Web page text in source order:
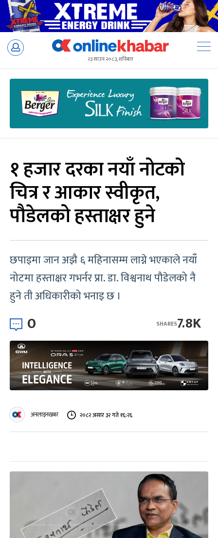
Skip
२३ साउन २०८३, शनिबार
१ हजार दरका नयाँ नोटको
चित्र र आकार स्वीकृत,
पौडेलको हस्ताक्षर हुने
छपाइमा जान अझै ६ महिनासम्म लाग्ने भएकाले नयाँ
नोटमा हस्ताक्षर गभर्नर प्रा. डा. विश्वनाथ पौडेलको नै
हुने ती अधिकारीको भनाइ छ ।
0 7.8K
SHARES
अनलाइनखबर २०८२ असार ३२ गते १६:२६